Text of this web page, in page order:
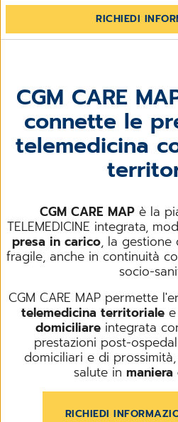
RICHIEDI
CGM CARE
connette le
telemedicina
CGM CARE MAP è la
TELEMEDICINE integrata,
presa in carico, la gestione
fragile, anche in continuità
socio-
CGM CARE MAP permette
telemedicina territorialee
domiciliare integrata
prestazioni post-
domiciliari e di
salute in
RICHIEDI